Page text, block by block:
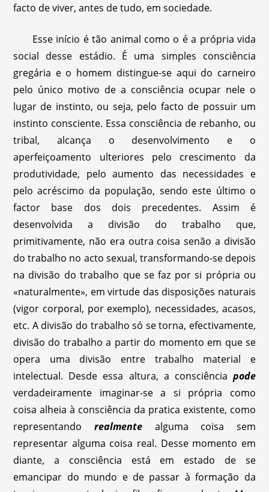
facto de viver, antes de tudo, em sociedade.
Esse início é tão animal como o é a própria vida
social desse estádio. É uma simples consciência
gregária e o homem distingue-se aqui do carneiro
pelo único motivo de a consciência ocupar nele o
lugar de instinto, ou seja, pelo facto de possuir um
instinto consciente. Essa consciência de rebanho, ou
tribal, alcança o desenvolvimento e o
aperfeiçoamento ulteriores pelo crescimento da
produtividade, pelo aumento das necessidades e
pelo acréscimo da população, sendo este último o
factor base dos dois precedentes. Assim é
desenvolvida a divisão do trabalho que,
primitivamente, não era outra coisa senão a divisão
do trabalho no acto sexual, transformando-se depois
na divisão do trabalho que se faz por si própria ou
«naturalmente», em virtude das disposições naturais
(vigor corporal, por exemplo), necessidades, acasos,
etc. A divisão do trabalho só se torna, efectivamente,
divisão do trabalho a partir do momento em que se
opera uma divisão entre trabalho material e
intelectual. Desde essa altura, a consciência pode
verdadeiramente imaginar-se a si própria como
coisa alheia à consciência da pratica existente, como
representando realmentealguma coisa sem
representar alguma coisa real. Desse momento em
diante, a consciência está em estado de se
emancipar do mundo e de passar à formação da